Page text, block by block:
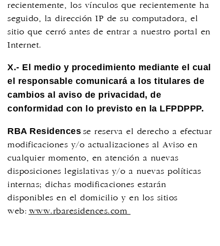
recientemente, los vínculos que recientemente ha
seguido, la dirección IP de su computadora, el
sitio que cerró antes de entrar a nuestro portal en
Internet.
X.- El medio y procedimiento mediante el cual
el responsable comunicará a los titulares de
cambios al aviso de privacidad, de
conformidad con lo previsto en la LFPDPPP.
RBA Residences se reserva el derecho a efectuar
modificaciones y/o actualizaciones al Aviso en
cualquier momento, en atención a nuevas
disposiciones legislativas y/o a nuevas políticas
internas; dichas modificaciones estarán
disponibles en el domicilio y en los sitios
web: www.rbaresidences.com